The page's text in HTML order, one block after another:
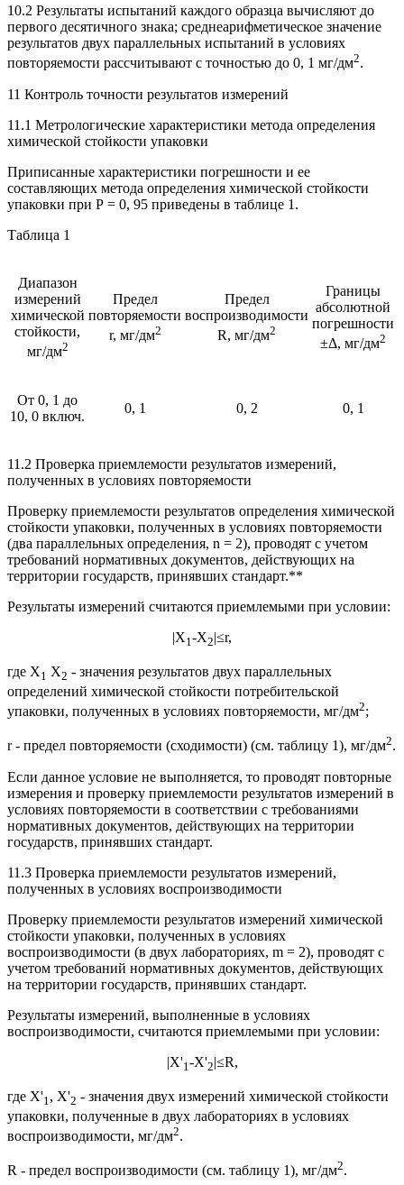
10.2 Результаты испытаний каждого образца вычисляют до
первого десятичного знака; среднеарифметическое значение
результатов двух параллельных испытаний в условиях
повторяемости рассчитывают с точностью до 0, 1 мг/дм2.
11 Контроль точности результатов измерений
11.1 Метрологические характеристики метода определения
химической стойкости упаковки
Приписанные характеристики погрешности и ее
составляющих метода определения химической стойкости
упаковки при Р = 0, 95 приведены в таблице 1.
Таблица 1
Диапазон
измерений
химической
стойкости,
мг/дм2
Предел
повторяемости
r, мг/дм2
Предел
воспроизводимости
R, мг/дм2
Границы
абсолютной
погрешности
±Δ, мг/дм2
От 0, 1 до
10, 0 включ.
0, 1 0, 2 0, 1
11.2 Проверка приемлемости результатов измерений,
полученных в условиях повторяемости
Проверку приемлемости результатов определения химической
стойкости упаковки, полученных в условиях повторяемости
(два параллельных определения, n = 2), проводят с учетом
требований нормативных документов, действующих на
территории государств, принявших стандарт.**
Результаты измерений считаются приемлемыми при условии:
|X1 -X2|≤r,
где X1 X2 - значения результатов двух параллельных
определений химической стойкости потребительской
упаковки, полученных в условиях повторяемости, мг/дм2;
r - предел повторяемости (сходимости) (см. таблицу 1), мг/дм2.
Если данное условие не выполняется, то проводят повторные
измерения и проверку приемлемости результатов измерений в
условиях повторяемости в соответствии с требованиями
нормативных документов, действующих на территории
государств, принявших стандарт.
11.3 Проверка приемлемости результатов измерений,
полученных в условиях воспроизводимости
Проверку приемлемости результатов измерений химической
стойкости упаковки, полученных в условиях
воспроизводимости (в двух лабораториях, m = 2), проводят с
учетом требований нормативных документов, действующих
на территории государств, принявших стандарт.
Результаты измерений, выполненные в условиях
воспроизводимости, считаются приемлемыми при условии:
|X'1 -X'2|≤R,
где X'1 , X'2 - значения двух измерений химической стойкости
упаковки, полученные в двух лабораториях в условиях
воспроизводимости, мг/дм2.
R - предел воспроизводимости (см. таблицу 1), мг/дм2.